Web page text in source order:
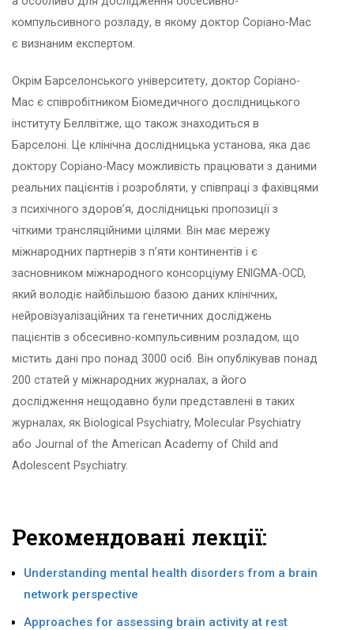
компульсивного розладу, в якому доктор Соріано-Мас
є визнаним експертом.
Окрім Барселонського університету, доктор Соріано-
Мас є співробітником Біомедичного дослідницького
інституту Беллвітже, що також знаходиться в
Барселоні. Це клінічна дослідницька установа, яка дає
доктору Соріано-Масу можливість працювати з даними
реальних пацієнтів і розробляти, у співпраці з фахівцями
з психічного здоров’я, дослідницькі пропозиції з
чіткими трансляційними цілями. Він має мережу
міжнародних партнерів з п’яти континентів і є
засновником міжнародного консорціуму ENIGMA-OCD,
який володіє найбільшою базою даних клінічних,
нейровізуалізаційних та генетичних досліджень
пацієнтів з обсесивно-компульсивним розладом, що
містить дані про понад 3000 осіб. Він опублікував понад
200 статей у міжнародних журналах, а його
дослідження нещодавно були представлені в таких
журналах, як Biological Psychiatry, Molecular Psychiatry
або Journal of the American Academy of Child and
Adolescent Psychiatry.
Рекомендовані лекції:
Understanding mental health disorders from a brain
network perspective
Approaches for assessing brain activity at rest